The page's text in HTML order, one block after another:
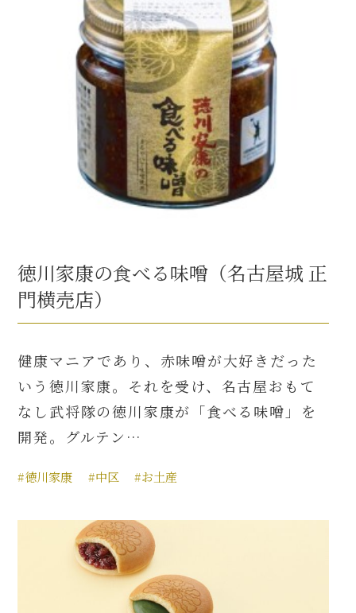
徳川家康の食べる味噌（名古屋城 正
門横売店）
健康マニアであり、赤味噌が大好きだった
いう徳川家康。それを受け、名古屋おもて
なし武将隊の徳川家康が「食べる味噌」を
開発。グルテン…
#徳川家康 #中区 #お土産